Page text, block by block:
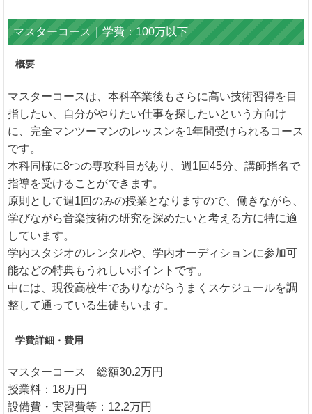
マスターコース｜学費：100万以下
概要
マスターコースは、本科卒業後もさらに高い技術習得を目
指したい、自分がやりたい仕事を探したいという方向け
に、完全マンツーマンのレッスンを1年間受けられるコース
です。
本科同様に8つの専攻科目があり、週1回45分、講師指名で
指導を受けることができます。
原則として週1回のみの授業となりますので、働きながら、
学びながら音楽技術の研究を深めたいと考える方に特に適
しています。
学内スタジオのレンタルや、学内オーディションに参加可
能などの特典もうれしいポイントです。
中には、現役高校生でありながらうまくスケジュールを調
整して通っている生徒もいます。
学費詳細・費用
マスターコース 総額30.2万円
授業料：18万円
設備費・実習費等：12.2万円